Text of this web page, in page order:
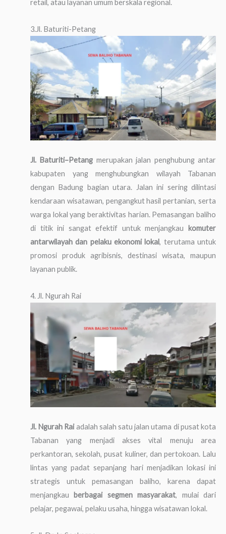
retail, atau layanan umum berskala regional.
3.Jl. Baturiti-Petang
Jl. Baturiti–Petang merupakan jalan penghubung antar
kabupaten yang menghubungkan wilayah Tabanan
dengan Badung bagian utara. Jalan ini sering dilintasi
kendaraan wisatawan, pengangkut hasil pertanian, serta
warga lokal yang beraktivitas harian. Pemasangan baliho
di titik ini sangat efektif untuk menjangkau komuter
antarwilayah dan pelaku ekonomi lokal, terutama untuk
promosi produk agribisnis, destinasi wisata, maupun
layanan publik.
4. Jl. Ngurah Rai
Jl. Ngurah Raiadalah salah satu jalan utama di pusat kota
Tabanan yang menjadi akses vital menuju area
perkantoran, sekolah, pusat kuliner, dan pertokoan. Lalu
lintas yang padat sepanjang hari menjadikan lokasi ini
strategis untuk pemasangan baliho, karena dapat
menjangkau berbagai segmen masyarakat, mulai dari
pelajar, pegawai, pelaku usaha, hingga wisatawan lokal.